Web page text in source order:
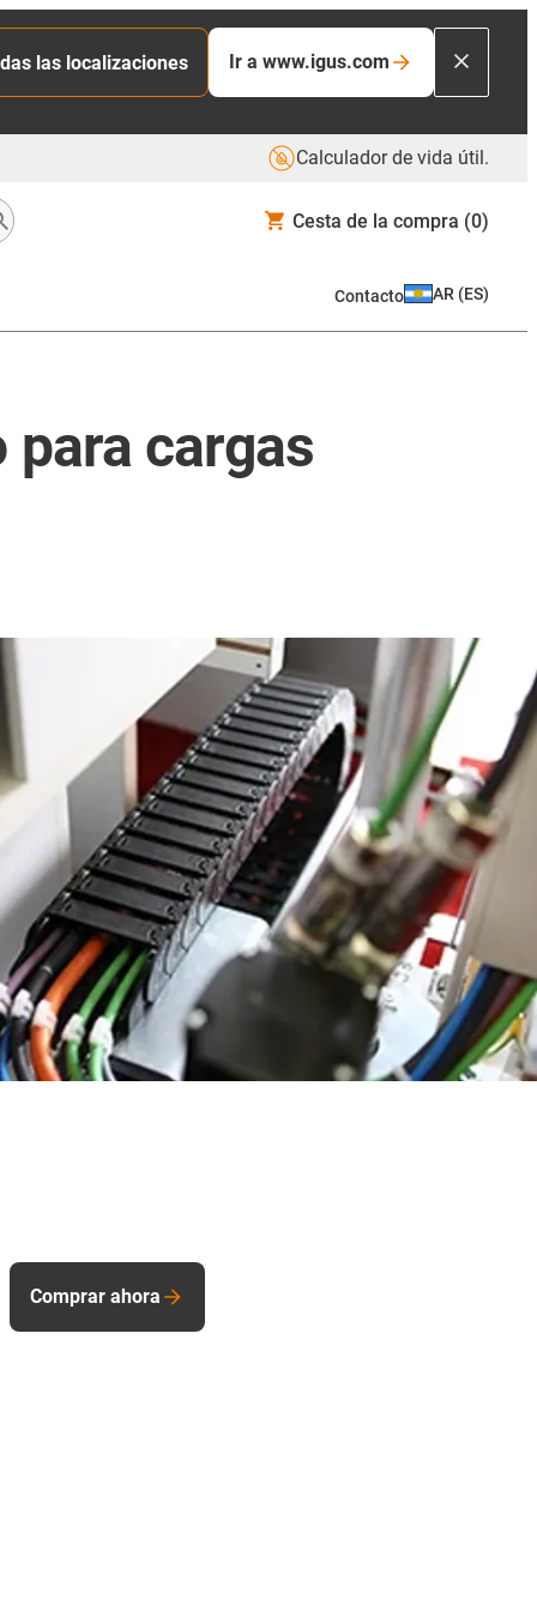
las localizaciones Ir a www.igus.com
Calculador de vida útil.
Cesta de la compra (0)
Contacto AR (ES)
para cargas
Comprar ahora